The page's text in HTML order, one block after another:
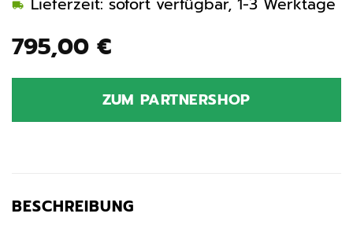
795,00 €
ZUM PARTNERSHOP
BESCHREIBUNG